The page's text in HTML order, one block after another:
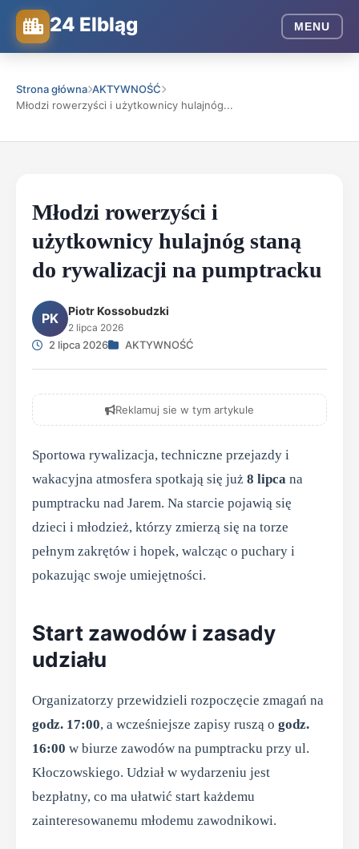
24 Elbląg MENU
Strona główna AKTYWNOŚĆ
Młodzi rowerzyści i użytkownicy hulajnóg...
Młodzi rowerzyści i
użytkownicy hulajnóg staną
do rywalizacji na pumptracku
PK Piotr Kossobudzki
2 lipca 2026
2 lipca 2026 AKTYWNOŚĆ
Reklamuj sie w tym artykule
Sportowa rywalizacja, techniczne przejazdy i
wakacyjna atmosfera spotkają się już 8 lipca na
pumptracku nad Jarem. Na starcie pojawią się
dzieci i młodzież, którzy zmierzą się na torze
pełnym zakrętów i hopek, walcząc o puchary i
pokazując swoje umiejętności.
Start zawodów i zasady
udziału
Organizatorzy przewidzieli rozpoczęcie zmagań na
godz. 17:00, a wcześniejsze zapisy ruszą o godz.
16:00 w biurze zawodów na pumptracku przy ul.
Kłoczowskiego. Udział w wydarzeniu jest
bezpłatny, co ma ułatwić start każdemu
zainteresowanemu młodemu zawodnikowi.